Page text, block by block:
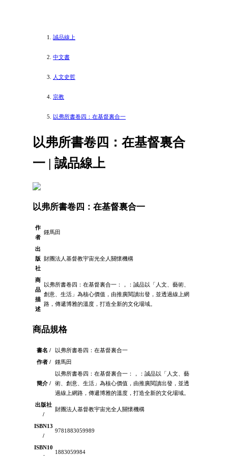
誠品線上
中文書
人文史哲
宗教
以弗所書卷四：在基督裏合一
以弗所書卷四：在基督裏合
一 | 誠品線上
以弗所書卷四：在基督裏合一
作
者
鍾馬田
出
版
社
財團法人基督教宇宙光全人關懷機構
商
品
描
述
以弗所書卷四：在基督裏合一：，：誠品以「人文、藝術、
創意、生活」為核心價值，由推廣閱讀出發，並透過線上網
路，傳遞博雅的溫度，打造全新的文化場域。
商品規格
書名 /
以弗所書卷四：在基督裏合一
作者 /
鍾馬田
簡介 /
以弗所書卷四：在基督裏合一：，：誠品以「人文、藝
術、創意、生活」為核心價值，由推廣閱讀出發，並透
過線上網路，傳遞博雅的溫度，打造全新的文化場域。
出版社
/
財團法人基督教宇宙光全人關懷機構
ISBN13
/
9781883059989
ISBN10
1883059984